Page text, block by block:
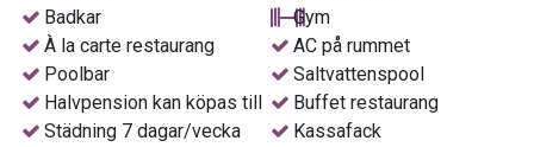
carte-restaurang som specialiserat sig på fisk- och skaldjur.
Inom hotellet finns gott om barer, som cocktailbar, poolbar
och en nattöppen kaffebar. Vissa kvällar anordnas
musikunderhållning. Nykära? Missa inte ”First date dinner”
– en romantisk middag för två som du bokar i receptionen.
Badkar
Gym
À la carte restaurang
AC på rummet
Poolbar
Saltvattenspool
Halvpension kan köpas till
Buffet restaurang
Städning 7 dagar/vecka
Kassafack